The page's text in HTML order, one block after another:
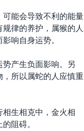
能会导致不利的能量
律的养护，属猴的人
响自身运势。
产生负面影响。另
所以属蛇的人应慎重
生相克中，金火相
阻碍。